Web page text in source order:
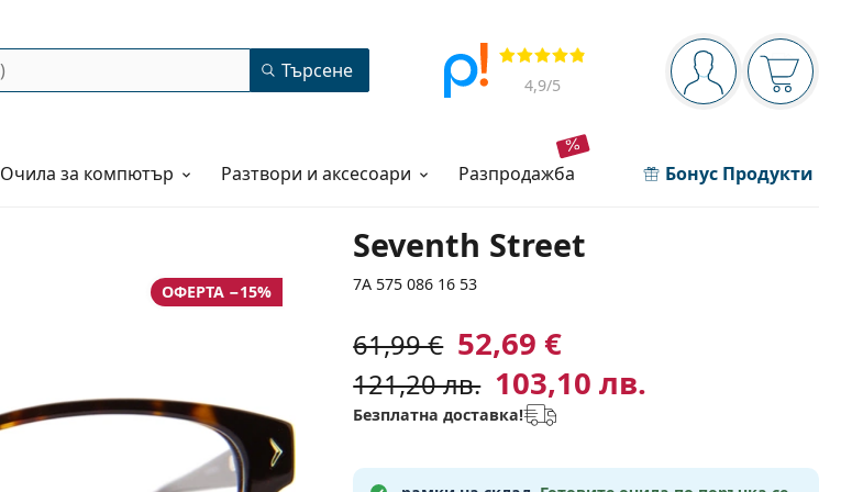
Navigation panel
Вие сте вписани
Прегледи
4,9/5
Търсене
Очила за компютър Разтвори и аксесоари разпродажба Бонус Продукти
Seventh Street
7A 575 086 16 53
ОФЕРТА −15%
61,99 € 52,69 €
121,20 лв. 103,10 лв.
Безплатна доставка!